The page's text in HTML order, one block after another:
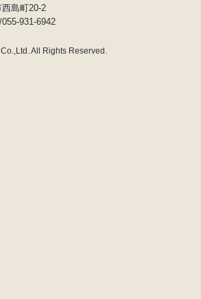
島町20-2
931-6942
All Rights Reserved.